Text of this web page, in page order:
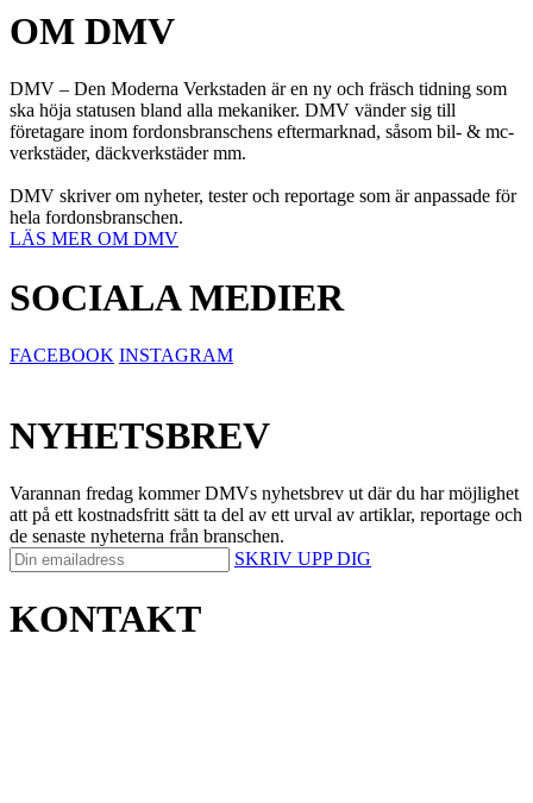
OM DMV
DMV – Den Moderna Verkstaden är en ny och fräsch tidning som
ska höja statusen bland alla mekaniker. DMV vänder sig till
företagare inom fordonsbranschens eftermarknad, såsom bil- & mc-
verkstäder, däckverkstäder mm.
DMV skriver om nyheter, tester och reportage som är anpassade för
hela fordonsbranschen.
LÄS MER OM DMV
SOCIALA MEDIER
FACEBOOK INSTAGRAM
NYHETSBREV
Varannan fredag kommer DMVs nyhetsbrev ut där du har möjlighet
att på ett kostnadsfritt sätt ta del av ett urval av artiklar, reportage och
de senaste nyheterna från branschen.
SKRIV UPP DIG
KONTAKT